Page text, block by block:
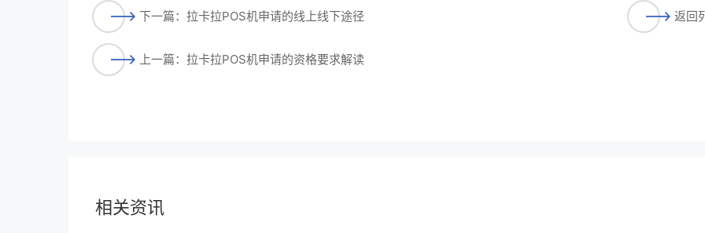
下一篇：拉卡拉POS机申请的线上线下途径
上一篇：拉卡拉POS机申请的资格要求解读
返回
相关资讯